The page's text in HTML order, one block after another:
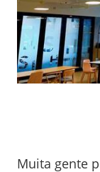
Muita gente